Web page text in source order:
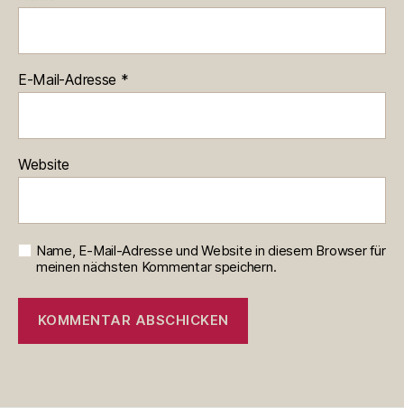
E-Mail-Adresse *
Website
Name, E-Mail-Adresse und Website in diesem Browser für
meinen nächsten Kommentar speichern.